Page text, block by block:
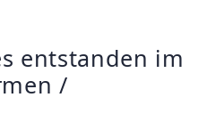
entstanden im
/